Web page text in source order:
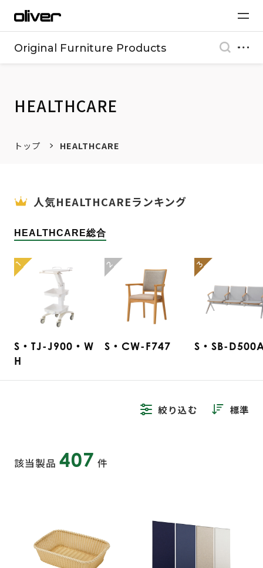
Original Furniture Products
HEALTHCARE
トップ HEALTHCARE
人気HEALTHCAREランキング
HEALTHCARE総合
1
S・TJ-J900・W
H
2
S・CW-F747
3
S・SB-
絞り込む 標準
該当製品 407 件